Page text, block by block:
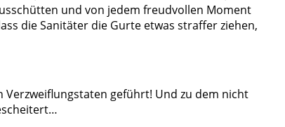
und von jedem freudvollen Moment
die Sanitäter die Gurte etwas straffer ziehen,
Verzweiflungstaten geführt! Und zu dem nicht